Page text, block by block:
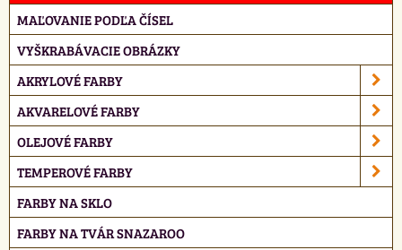
MAĽOVANIE PODĽA ČÍSEL
VYŠKRABÁVACIE OBRÁZKY
AKRYLOVÉ FARBY
AKVARELOVÉ FARBY
OLEJOVÉ FARBY
TEMPEROVÉ FARBY
FARBY NA SKLO
FARBY NA TVÁR SNAZAROO